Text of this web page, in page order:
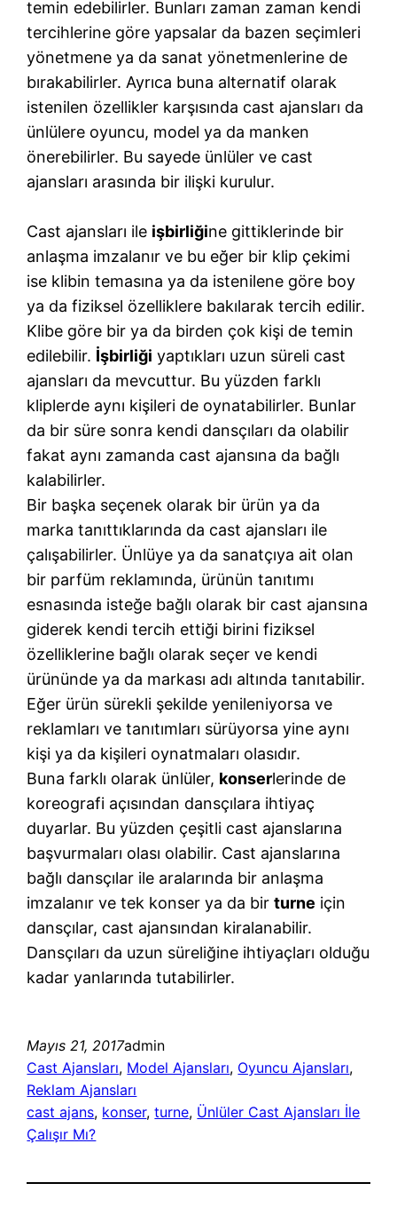
temin edebilirler. Bunları zaman zaman kendi
tercihlerine göre yapsalar da bazen seçimleri
yönetmene ya da sanat yönetmenlerine de
bırakabilirler. Ayrıca buna alternatif olarak
istenilen özellikler karşısında cast ajansları da
ünlülere oyuncu, model ya da manken
önerebilirler. Bu sayede ünlüler ve cast
ajansları arasında bir ilişki kurulur.
Cast ajansları ile işbirliğine gittiklerinde bir
anlaşma imzalanır ve bu eğer bir klip çekimi
ise klibin temasına ya da istenilene göre boy
ya da fiziksel özelliklere bakılarak tercih edilir.
Klibe göre bir ya da birden çok kişi de temin
edilebilir. İşbirliği yaptıkları uzun süreli cast
ajansları da mevcuttur. Bu yüzden farklı
kliplerde aynı kişileri de oynatabilirler. Bunlar
da bir süre sonra kendi dansçıları da olabilir
fakat aynı zamanda cast ajansına da bağlı
kalabilirler.
Bir başka seçenek olarak bir ürün ya da
marka tanıttıklarında da cast ajansları ile
çalışabilirler. Ünlüye ya da sanatçıya ait olan
bir parfüm reklamında, ürünün tanıtımı
esnasında isteğe bağlı olarak bir cast ajansına
giderek kendi tercih ettiği birini fiziksel
özelliklerine bağlı olarak seçer ve kendi
ürününde ya da markası adı altında tanıtabilir.
Eğer ürün sürekli şekilde yenileniyorsa ve
reklamları ve tanıtımları sürüyorsa yine aynı
kişi ya da kişileri oynatmaları olasıdır.
Buna farklı olarak ünlüler, konserlerinde de
koreografi açısından dansçılara ihtiyaç
duyarlar. Bu yüzden çeşitli cast ajanslarına
başvurmaları olası olabilir. Cast ajanslarına
bağlı dansçılar ile aralarında bir anlaşma
imzalanır ve tek konser ya da birturne için
dansçılar, cast ajansından kiralanabilir.
Dansçıları da uzun süreliğine ihtiyaçları olduğu
kadar yanlarında tutabilirler.
Mayıs 21, 2017admin
Cast Ajansları, Model Ajansları, Oyuncu Ajansları
Reklam Ajansları
cast ajans, konser, turne, Ünlüler Cast Ajansları İle
Çalışır Mı?